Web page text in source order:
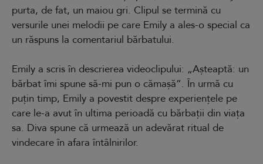
purta, de fat, un maiou gri. Clipul se termină cu
versurile unei melodii pe care Emily a ales-o special ca
un răspuns la comentariul bărbatului.
Emily a scris în descrierea videoclipului: „Așteaptă: un
bărbat îmi spune să-mi pun o cămașă”. În urmă cu
puțin timp, Emily a povestit despre experiențele pe
care le-a avut în ultima perioadă cu bărbații din viața
sa. Diva spune că urmează un adevărat ritual de
vindecare în afara întâlnirilor.